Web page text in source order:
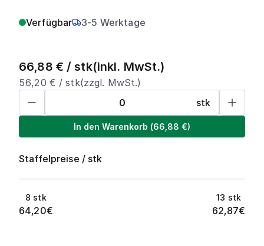
Verfügbar 3-5 Werktage
66,88 € / stk(inkl. MwSt.)
56,20 € /stk(zzgl. MwSt.)
stk
In den Warenkorb (66,88 €)
Staffelpreise / stk
8 stk
64,20€
13 stk
62,87€